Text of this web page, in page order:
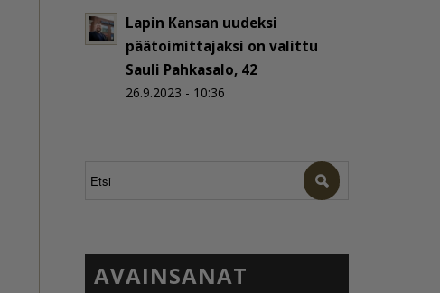
Lapin Kansan uudeksi
päätoimittajaksi on valittu
Sauli Pahkasalo, 42
26.9.2023 - 10:36
AVAINSANAT